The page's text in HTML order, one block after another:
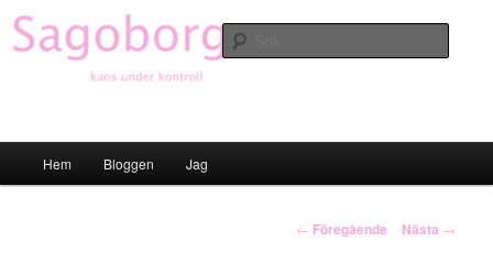
Hoppa
till
primärt
Hem Bloggen Jag
Inläggsnavigering
← Föregående Nästa →